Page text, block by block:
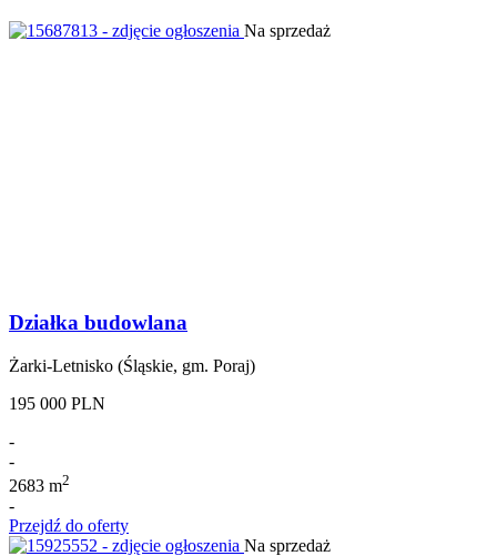
Na sprzedaż
Działka budowlana
Żarki-Letnisko (Śląskie, gm. Poraj)
195 000 PLN
-
-
2683 m2
-
Przejdź do oferty
Na sprzedaż